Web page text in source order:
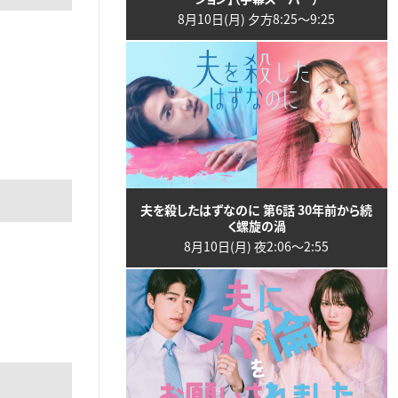
8月10日(月) 夕方8:25〜9:25
夫を殺したはずなのに 第6話 30年前から続
く螺旋の渦
8月10日(月) 夜2:06〜2:55